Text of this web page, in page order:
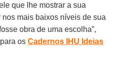
que lhe mostrar a sua
mais baixos níveis de sua
obra de uma escolha”,
para osCadernos IHU Ideias